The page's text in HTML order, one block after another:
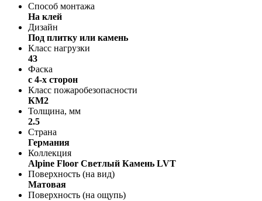
Способ монтажа
На клей
Дизайн
Под плитку или камень
Класс нагрузки
43
Фаска
с 4-х сторон
Класс пожаробезопасности
КМ2
Толщина, мм
2.5
Страна
Германия
Коллекция
Alpine Floor Светлый Камень LVT
Поверхность (на вид)
Матовая
Поверхность (на ощупь)